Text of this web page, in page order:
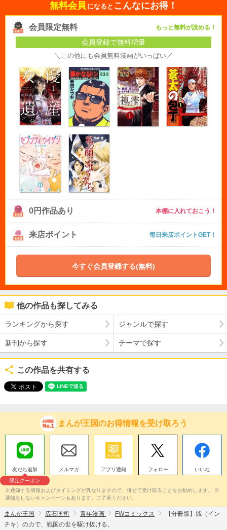
無料会員 になると こんなにお得！
会員限定無料 もっと無料が読める！
会員登録で無料増量
＼この他にも会員無料漫画がいっぱい／
0円作品あり 本棚に入れておこう！
来店ポイント 毎日来店ポイントGET！
今すぐ会員登録する(無料)
他の作品も探してみる
ランキングから探す ジャンルで探す
新刊から探す テーマで探す
この作品を共有する
まんが王国のお得情報を受け取ろう
友だち追加
限定クーポン
メルマガ アプリ通知 フォロー いいね
※通知する情報およびタイミングが異なりますので、併せて受け取ることをお勧めします。 ※
通知をしないキャンペーンもあります。ご了承ください。
まんが王国 広石匡司 青年漫画 FWコミックス
【分冊版】銭（イン
チキ）の力で、戦国の世を駆け抜ける。